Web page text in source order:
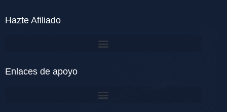
Hazte Afiliado
Enlaces de apoyo